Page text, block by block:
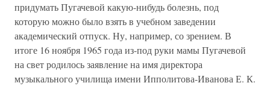
придумать Пугачевой какую-нибудь болезнь, под
которую можно было взять в учебном заведении
академический отпуск. Ну, например, со зрением. В
итоге 16 ноября 1965 года из-под руки мамы Пугачевой
на свет родилось заявление на имя директора
музыкального училища имени Ипполитова-Иванова Е. К.